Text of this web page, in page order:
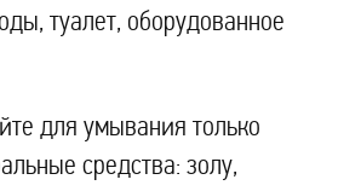
туалет, оборудованное
для умывания только
средства: золу,